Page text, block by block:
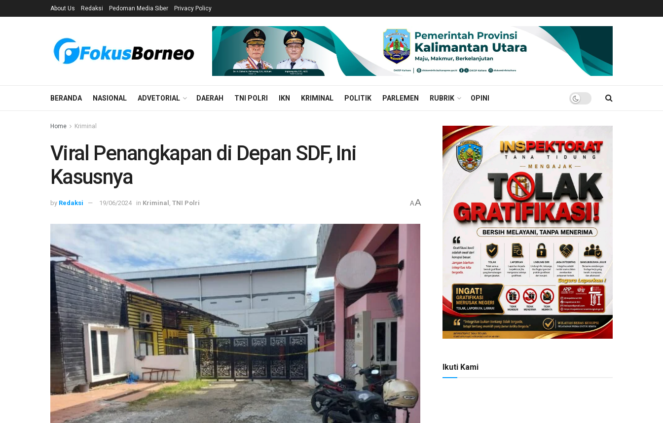
About Us Redaksi Pedoman Media Siber Privacy Policy
BERANDA NASIONAL ADVETORIAL DAERAH TNI POLRI IKN KRIMINAL POLITIK PARLEMEN RUBRIK OPINI
Home Kriminal
Viral Penangkapan di Depan SDF, Ini
Kasusnya
by Redaksi 19/06/2024 in Kriminal TNI Polri AA
Ikuti Kami